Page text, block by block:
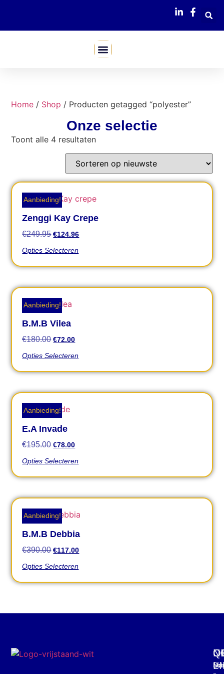
Home / Shop / Producten getagged “polyester”
Onze selectie
Toont alle 4 resultaten
Aanbieding!
Zenggi Kay Crepe
€249.95 €124.96
Opties Selecteren
Aanbieding!
B.M.B Vilea
€180.00 €72.00
Opties Selecteren
Aanbieding!
E.A Invade
€195.00 €78.00
Opties Selecteren
Aanbieding!
B.M.B Debbia
€390.00 €117.00
Opties Selecteren